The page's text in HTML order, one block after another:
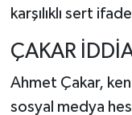
karşılıklı sert
ÇAKAR
Ahmet Çakar,
sosyal medya